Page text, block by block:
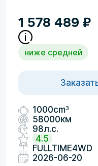
1 578 489 ₽
ниже средней
1000cm3
58000км
98л.с.
4.5
FULLTIME4WD
2026-06-20